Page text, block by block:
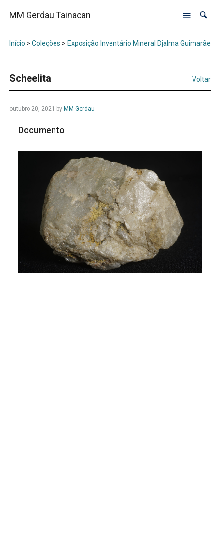
MM Gerdau Tainacan
Início > Coleções > Exposição Inventário Mineral Djalma Guimarães
Scheelita Voltar
outubro 20, 2021 by MM Gerdau
Documento